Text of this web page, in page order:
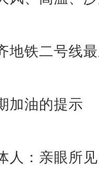
地铁二号线
加油的提示
人：亲眼所
泰：碧水穿林